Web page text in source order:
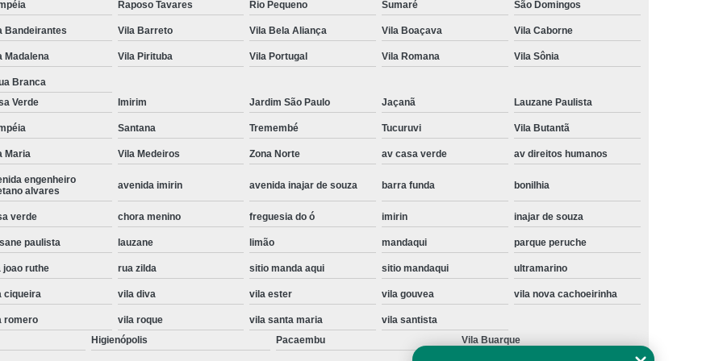
Instalação de Maquina de Lavar Roupa
Instalação de Maquina de Lavar Samsung
Instalação para Maquina de Lavar Roupa
Instalar Maquina de Lavar Samsung
Instalar Maquina Lavar Roupa
Maquina de Lavar Roupa Instalação
Samsung Instalação Maquina de Lavar
Instalação de Lava e Seca
Instalação de Lava e Seca Samsung
Instalação de Maquina Lava e Seca
Instalação Lava e Seca
Instalação Lava e Seca Samsung
Instalação Lava Seca
Instalação Maquina Lava e Seca
Instalação Maquina Lava e Seca Samsung
Instalação Samsung Lava e Seca
Lava e Seca Instalação
Lava e Seca Samsung Instalação
Samsung Instalação Lava e Seca
Manutenção de Fogão
Manutenção de Fogão a Gas
Manutenção de Fogão Electrolux
Manutenção em Fogão
Raposo Tavares Rio Pequeno Sumaré São Domingos
Bandeirantes Vila Barreto Vila Bela Aliança Vila Boaçava Vila Caborne
Madalena Vila Pirituba Vila Portugal Vila Romana Vila Sônia
Branca
Verde Imirim Jardim São Paulo Jaçanã Lauzane Paulista
Santana Tremembé Tucuruvi Vila Butantã
Maria Vila Medeiros Zona Norte av casa verde av direitos humanos
engenheiro
alvares
avenida imirin avenida inajar de souza barra funda bonilhia
verde chora menino freguesia do ó imirin inajar de souza
paulista lauzane limão mandaqui parque peruche
joao ruthe rua zilda sitio manda aqui sitio mandaqui ultramarino
ciqueira vila diva vila ester vila gouvea vila nova cachoeirinha
romero vila roque vila santa maria
vila santista
Higienópolis Pacaembu
Vila Buarque